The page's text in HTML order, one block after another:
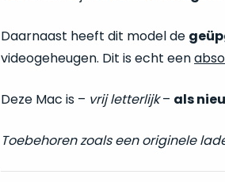
Daarnaast heeft dit model de
videogeheugen. Dit is echt een
Deze Mac is – vrij letterlijk– als
Toebehoren zoals een originele